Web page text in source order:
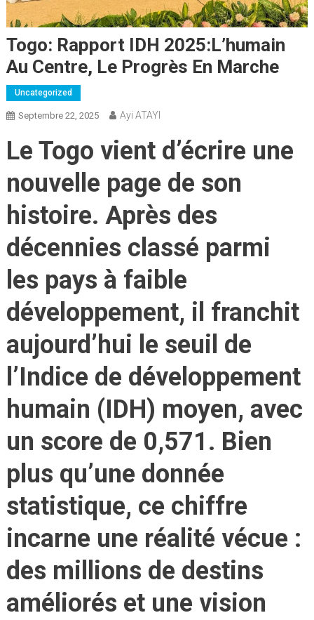
Togo: Rapport IDH 2025:l’humain
Au Centre, Le Progrès En Marche
Uncategorized
Septembre 22, 2025 Ayi ATAYI
Le Togo vient d’écrire une
nouvelle page de son
histoire. Après des
décennies classé parmi
les pays à faible
développement, il franchit
aujourd’hui le seuil de
l’Indice de développement
humain (IDH) moyen, avec
un score de 0,571 . Bien
plus qu’une donnée
statistique, ce chiffre
incarne une réalité vécue :
des millions de destins
améliorés et une vision